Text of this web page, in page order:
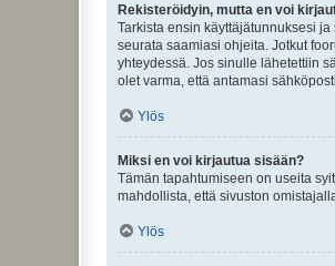
Rekisteröidyin, mutta en voi
Tarkista ensin käyttäjätunnuksesi
seurata saamiasi ohjeita. Jotkut
yhteydessä. Jos sinulle lähetettiin
olet varma, että antamasi
Ylös
Miksi en voi kirjautua sisään?
Tämän tapahtumiseen on useita
mahdollista, että sivuston
Ylös